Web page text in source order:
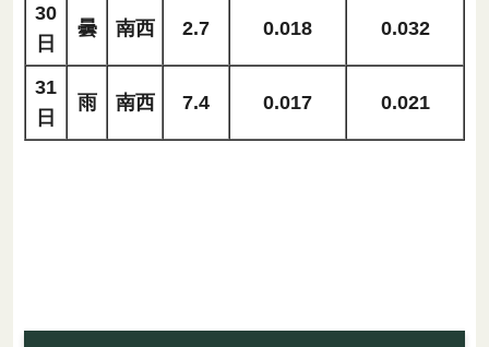
30
日
曇 南西 2.7 0.018 0.032
31
日
雨 南西 7.4 0.017 0.021